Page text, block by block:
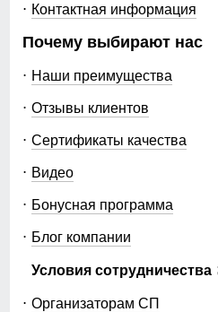
Контактная информация
Почему выбирают нас
Наши преимущества
Отзывы клиентов
Сертификаты качества
Видео
Бонусная программа
Блог компании
Условия сотрудничества
Организаторам СП